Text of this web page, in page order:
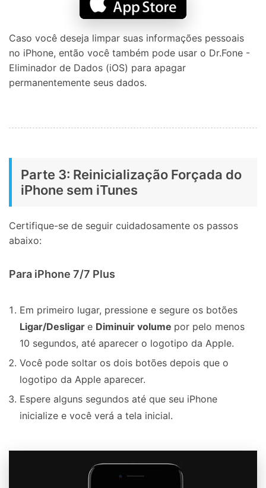
Caso você deseja limpar suas informações pessoais
no iPhone, então você também pode usar o Dr.Fone -
Eliminador de Dados (iOS) para apagar
permanentemente seus dados.
Parte 3: Reinicialização Forçada do
iPhone sem iTunes
Certifique-se de seguir cuidadosamente os passos
abaixo:
Para iPhone 7/7 Plus
Em primeiro lugar, pressione e segure os botões
Ligar/Desligar e Diminuir volume por pelo menos
10 segundos, até aparecer o logotipo da Apple.
Você pode soltar os dois botões depois que o
logotipo da Apple aparecer.
Espere alguns segundos até que seu iPhone
inicialize e você verá a tela inicial.